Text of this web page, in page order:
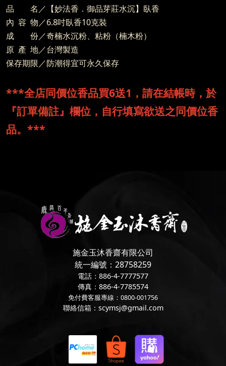
品 名／【妙法香．御品芽莊水沉】臥香
內 容 物／6.8吋臥香10克裝
成 份／奇楠水沉粉、粘粉（楠木粉）
原 產 地／台灣製造
保存期限／防潮得宜可永久保存
***全店同價位香品買6送1，請在結帳時，於
『訂單備註』欄位，自行填寫欲送之同價位香
品。***
施金玉沐香齋有限公司
統一編號：28758259
電話：886-4-7777577
傳真：886-4-7785574
免付費客服專線：0800-001756
聯絡信箱：scymsj@gmail.com